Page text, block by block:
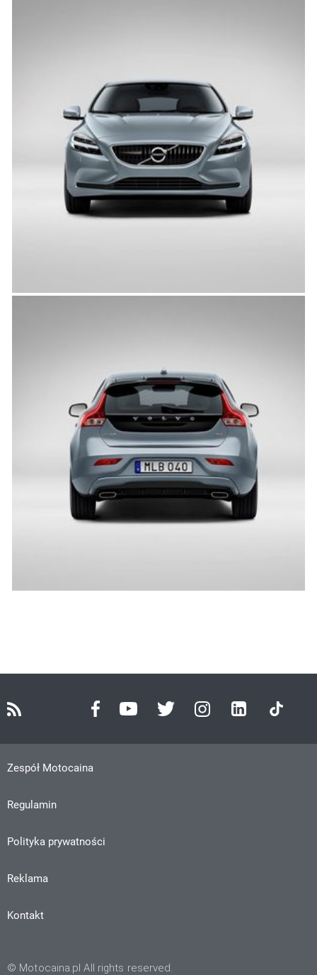
Zespół Motocaina
Regulamin
Polityka prywatności
Reklama
Kontakt
© Motocaina.pl All rights reserved.